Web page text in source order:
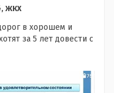
ЖКХ
в хорошем и
за 5 лет довести с